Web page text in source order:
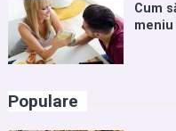
Cum
Populare